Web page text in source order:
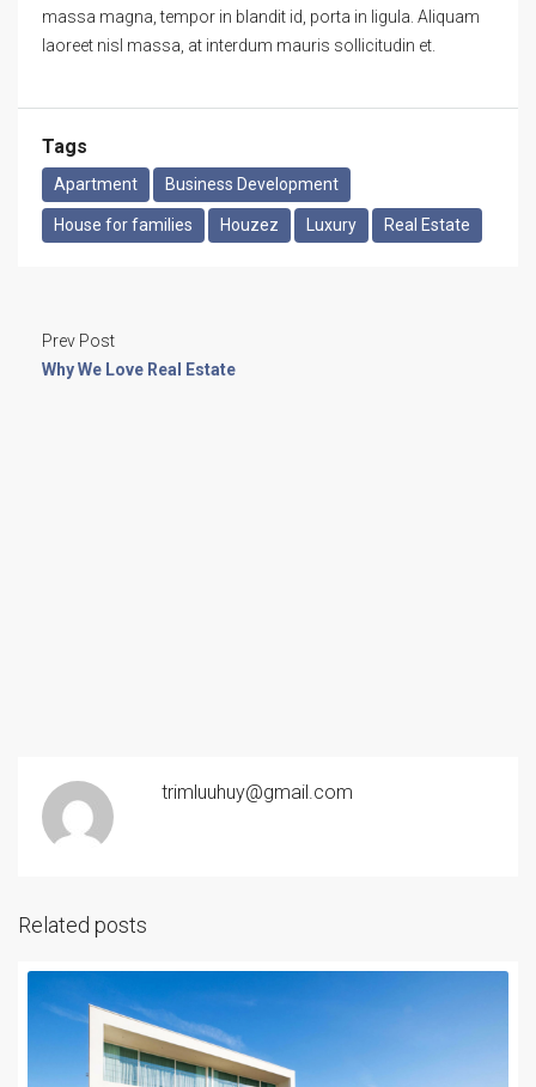
massa magna, tempor in blandit id, porta in ligula. Aliquam
laoreet nisl massa, at interdum mauris sollicitudin et.
Tags
Apartment Business Development
House for families Houzez Luxury Real Estate
Prev Post
Why We Love Real Estate
trimluuhuy@gmail.com
Related posts